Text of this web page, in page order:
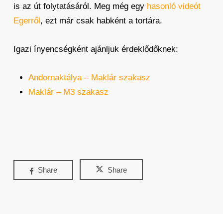
is az út folytatásáról. Meg még egy hasonló videót
Egerről, ezt már csak habként a tortára.
Igazi ínyencségként ajánljuk érdeklődőknek:
Andornaktálya – Maklár szakasz
Maklár – M3 szakasz
Share Share